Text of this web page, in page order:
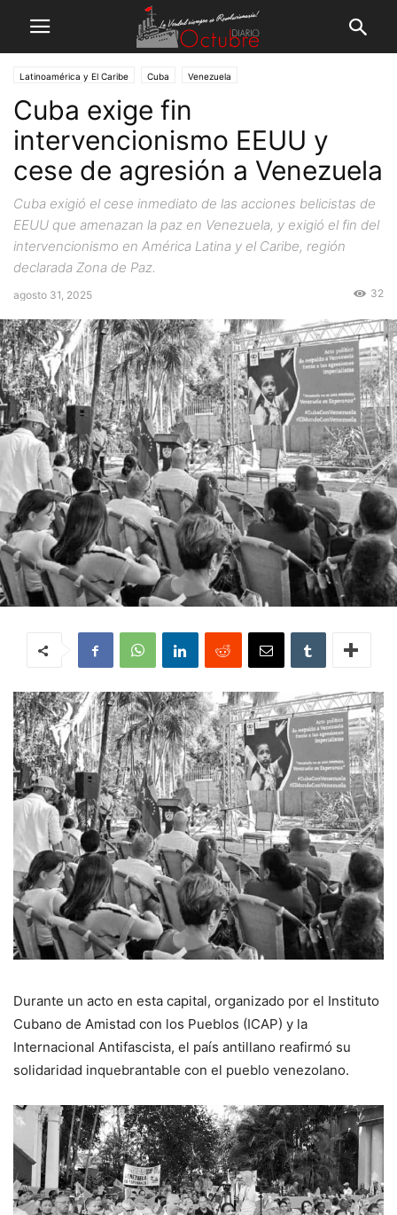
Latinoamérica y El Caribe Cuba Venezuela
Cuba exige fin
intervencionismo EEUU y
cese de agresión a Venezuela
Cuba exigió el cese inmediato de las acciones belicistas de
EEUU que amenazan la paz en Venezuela, y exigió el fin del
intervencionismo en América Latina y el Caribe, región
declarada Zona de Paz.
agosto 31, 2025 32
Durante un acto en esta capital, organizado por el Instituto
Cubano de Amistad con los Pueblos (ICAP) y la
Internacional Antifascista, el país antillano reafirmó su
solidaridad inquebrantable con el pueblo venezolano.